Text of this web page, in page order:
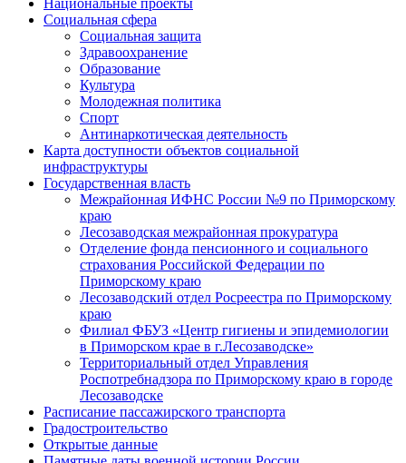
Национальные проекты
Социальная сфера
Социальная защита
Здравоохранение
Образование
Культура
Молодежная политика
Спорт
Антинаркотическая деятельность
Карта доступности объектов социальной
инфраструктуры
Государственная власть
Межрайонная ИФНС России №9 по Приморскому
краю
Лесозаводская межрайонная прокуратура
Отделение фонда пенсионного и социального
страхования Российской Федерации по
Приморскому краю
Лесозаводский отдел Росреестра по Приморскому
краю
Филиал ФБУЗ «Центр гигиены и эпидемиологии
в Приморском крае в г.Лесозаводске»
Территориальный отдел Управления
Роспотребнадзора по Приморскому краю в городе
Лесозаводске
Расписание пассажирского транспорта
Градостроительство
Открытые данные